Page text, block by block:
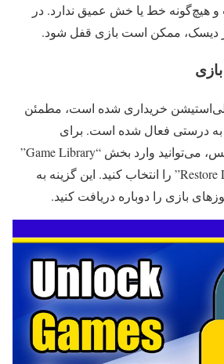
هیچ‌گونه خط یا خش عمیق ندارد. در
ممکن است بازی قفل شود.
خریداری شده است، مطمئن
درستی فعال شده است. برای
فعال‌سازی مجدد لایسنس، می‌توانید وارد بخش “Game Library”
شوید و گزینه “Restore Licenses” را انتخاب کنید. این گزینه به
بازی را دوباره دریافت کنید.